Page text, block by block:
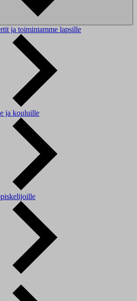
ja toimintamme lapsille
ja kouluille